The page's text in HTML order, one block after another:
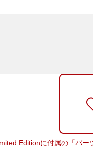
Editionに付属の「パー